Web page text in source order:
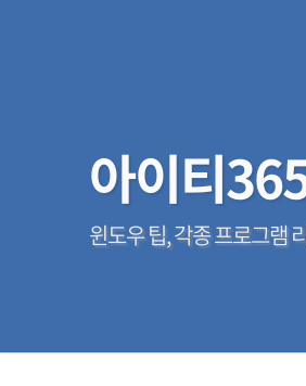
아이티
윈도우 팁, 각종 프로그램